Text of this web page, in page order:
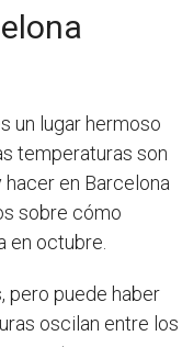
un lugar hermoso
temperaturas son
en Barcelona
sobre cómo
en octubre.
pero puede haber
oscilan entre los